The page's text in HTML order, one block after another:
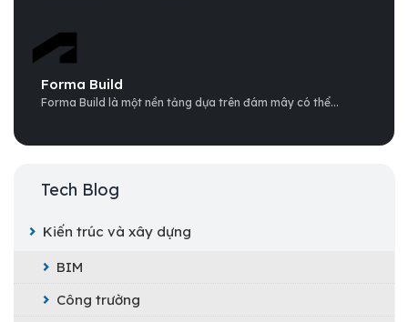
Forma Build
Forma Build là một nền tảng dựa trên đám mây có thể...
Tech Blog
Kiến trúc và xây dựng
BIM
Công trường